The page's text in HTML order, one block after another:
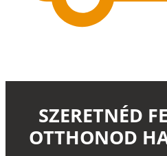
SZERETNÉD
OTTHONOD